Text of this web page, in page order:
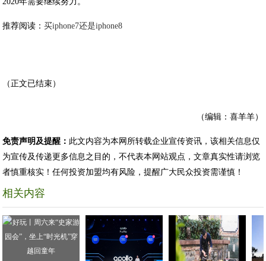
推荐阅读：买iphone7还是iphone8
（正文已结束）
（编辑：喜羊羊）
免责声明及提醒： 此文内容为本网所转载企业宣传资讯，该相关信息仅
为宣传及传递更多信息之目的，不代表本网站观点，文章真实性请浏览
者慎重核实！任何投资加盟均有风险，提醒广大民众投资需谨慎！
相关内容